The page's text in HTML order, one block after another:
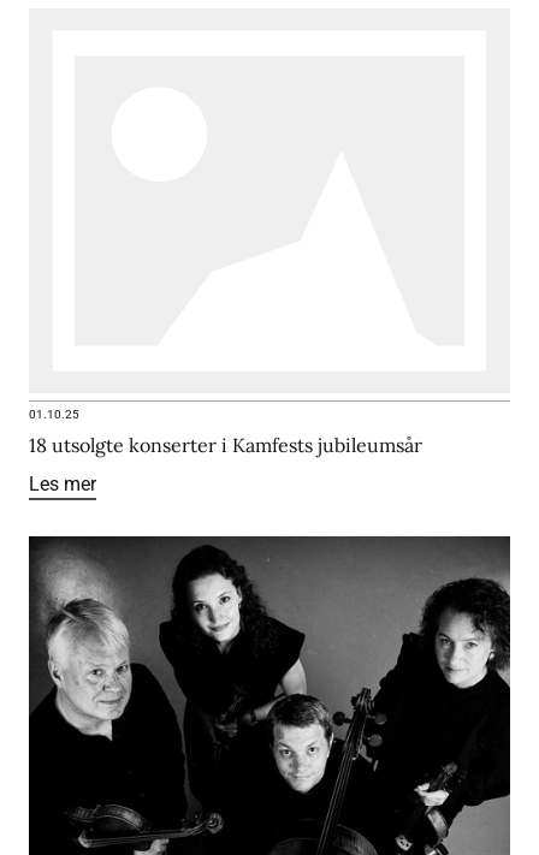
01.10.25
18 utsolgte konserter i Kamfests jubileumsår
Les mer